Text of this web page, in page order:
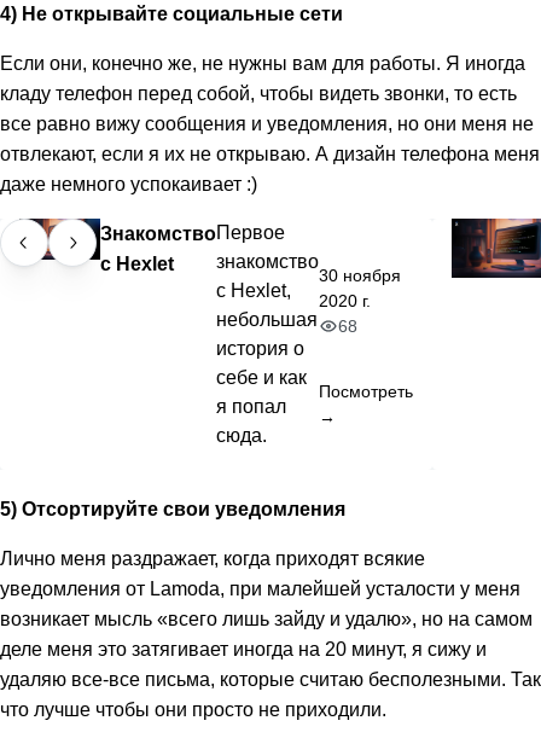
4) Не открывайте социальные сети
Если они, конечно же, не нужны вам для работы. Я иногда
кладу телефон перед собой, чтобы видеть звонки, то есть
все равно вижу сообщения и уведомления, но они меня не
отвлекают, если я их не открываю. А дизайн телефона меня
даже немного успокаивает :)
Знакомство
с Hexlet
Первое
знакомство
с Hexlet,
небольшая
история о
себе и как
я попал
сюда.
30 ноября
2020 г.
68
Посмотреть
→
5) Отсортируйте свои уведомления
Лично меня раздражает, когда приходят всякие
уведомления от Lamoda, при малейшей усталости у меня
возникает мысль «всего лишь зайду и удалю», но на самом
деле меня это затягивает иногда на 20 минут, я сижу и
удаляю все-все письма, которые считаю бесполезными. Так
что лучше чтобы они просто не приходили.